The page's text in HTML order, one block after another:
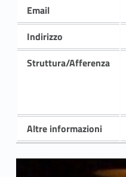
Email
Indirizzo
Struttura/Afferenza
Altre informazioni